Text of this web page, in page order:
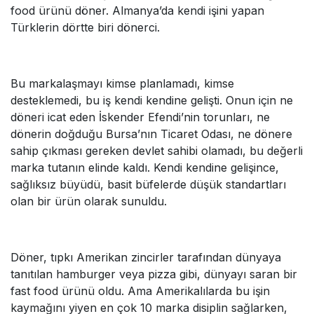
food ürünü döner. Almanya’da kendi işini yapan
Türklerin dörtte biri dönerci.
Bu markalaşmayı kimse planlamadı, kimse
desteklemedi, bu iş kendi kendine gelişti. Onun için ne
döneri icat eden İskender Efendi’nin torunları, ne
dönerin doğduğu Bursa’nın Ticaret Odası, ne dönere
sahip çıkması gereken devlet sahibi olamadı, bu değerli
marka tutanın elinde kaldı. Kendi kendine gelişince,
sağlıksız büyüdü, basit büfelerde düşük standartları
olan bir ürün olarak sunuldu.
Döner, tıpkı Amerikan zincirler tarafından dünyaya
tanıtılan hamburger veya pizza gibi, dünyayı saran bir
fast food ürünü oldu. Ama Amerikalılarda bu işin
kaymağını yiyen en çok 10 marka disiplin sağlarken,